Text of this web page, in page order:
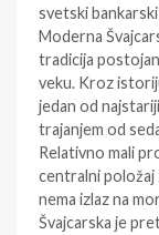
svetski
Moderna
tradicija
veku. Kroz
jedan od
trajanjem od
Relativno mali
centralni položaj
nema izlaz na
Švajcarska je